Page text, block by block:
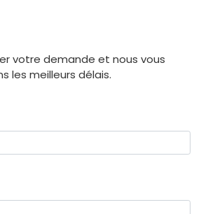
votre demande et nous vous
les meilleurs délais.